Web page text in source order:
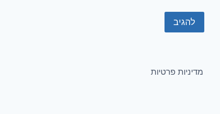
מדיניות פרטיות